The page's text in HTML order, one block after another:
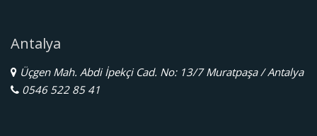
Antalya
Üçgen Mah. Abdi İpekçi Cad. No: 13/7 Muratpaşa / Antalya
0546 522 85 41